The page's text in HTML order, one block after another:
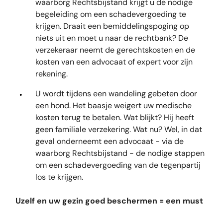
begeleiding om een schadevergoeding te
krijgen. Draait een bemiddelingspoging op
niets uit en moet u naar de rechtbank? De
verzekeraar neemt de gerechtskosten en de
kosten van een advocaat of expert voor zijn
rekening.
U wordt tijdens een wandeling gebeten door
een hond. Het baasje weigert uw medische
kosten terug te betalen. Wat blijkt? Hij heeft
geen familiale verzekering. Wat nu? Wel, in dat
geval onderneemt een advocaat - via de
waarborg Rechtsbijstand - de nodige stappen
om een schadevergoeding van de tegenpartij
los te krijgen.
Uzelf en uw gezin goed beschermen = een must